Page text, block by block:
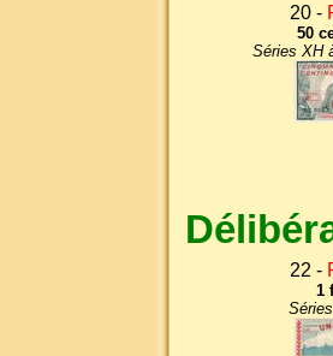
20 -
50
Séries XH
22 -
1